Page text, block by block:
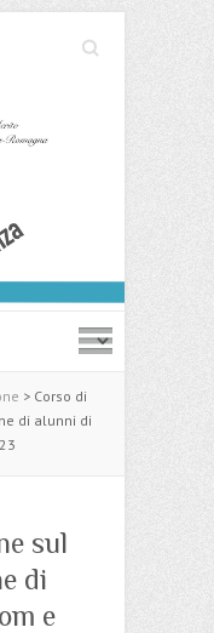
Search
Cerca
> Corso di
di alunni di
sul
di
e